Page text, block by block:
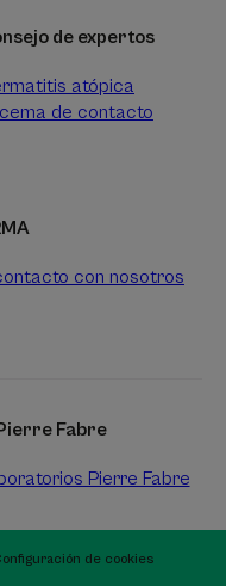
de expertos
atópica
de contacto
con nosotros
Fabre
Pierre Fabre
de cookies